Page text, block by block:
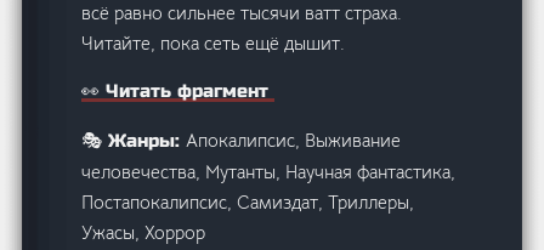
всё равно сильнее тысячи ватт страха.
Читайте, пока сеть ещё дышит.
👀 Читать фрагмент
🎭 Жанры:Апокалипсис, Выживание
человечества, Мутанты, Научная фантастика,
Постапокалипсис, Самиздат, Триллеры,
Ужасы, Хоррор